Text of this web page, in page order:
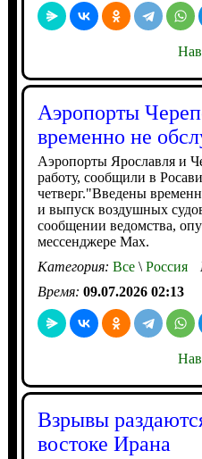
Аэропорты
временно не
Аэропорты Ярославля и
работу, сообщили в
четверг."Введены
и выпуск воздушных
сообщении ведомства,
мессенджере Max.
Категория: Все\Россия
Время: 09.07.2026 02:13
Взрывы
востоке Ирана